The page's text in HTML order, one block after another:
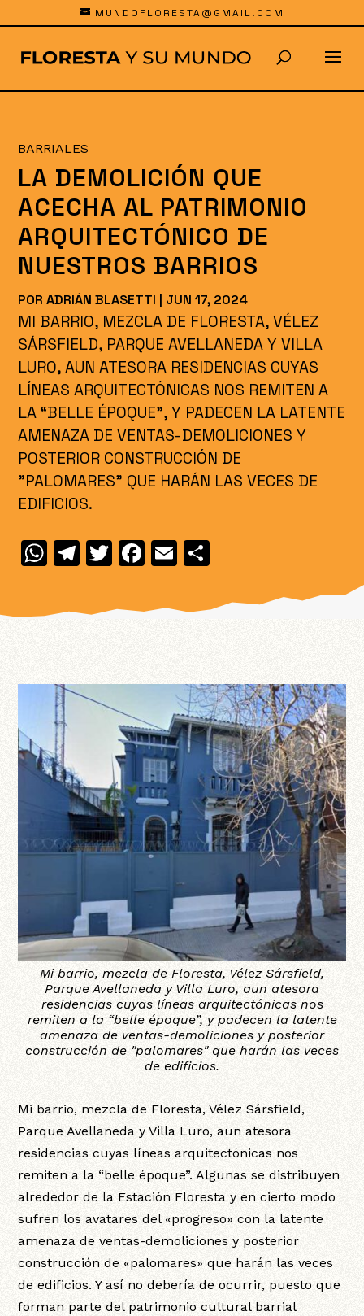
MUNDOFLORESTA@GMAIL.COM
BARRIALES
LA DEMOLICIÓN QUE
ACECHA AL PATRIMONIO
ARQUITECTÓNICO DE
NUESTROS BARRIOS
PORADRIÁN BLASETTI JUN 17, 2024
MI BARRIO, MEZCLA DE FLORESTA, VÉLEZ
SÁRSFIELD, PARQUE AVELLANEDA Y VILLA
LURO, AUN ATESORA RESIDENCIAS CUYAS
LÍNEAS ARQUITECTÓNICAS NOS REMITEN A
LA “BELLE ÉPOQUE”, Y PADECEN LA LATENTE
AMENAZA DE VENTAS-DEMOLICIONES Y
POSTERIOR CONSTRUCCIÓN DE
"PALOMARES" QUE HARÁN LAS VECES DE
EDIFICIOS.
W
at
p
p
T
e
m
T
itt
F
c
o
k
E
ai m
ti
r
Mi barrio, mezcla de Floresta, Vélez Sársfield,
Parque Avellaneda y Villa Luro, aun atesora
residencias cuyas líneas arquitectónicas nos
remiten a la “belle époque”, y padecen la latente
amenaza de ventas-demoliciones y posterior
construcción de "palomares" que harán las veces
de edificios.
Mi barrio, mezcla de Floresta, Vélez Sársfield,
Parque Avellaneda y Villa Luro, aun atesora
residencias cuyas líneas arquitectónicas nos
remiten a la “belle époque”. Algunas se distribuyen
alrededor de la Estación Floresta y en cierto modo
sufren los avatares del «progreso» con la latente
amenaza de ventas-demoliciones y posterior
construcción de «palomares» que harán las veces
de edificios. Y así no debería de ocurrir, puesto que
forman parte del patrimonio cultural barrial